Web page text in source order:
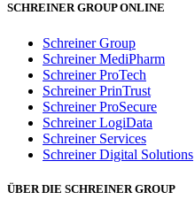
SCHREINER GROUP ONLINE
Schreiner Group
Schreiner MediPharm
Schreiner ProTech
Schreiner PrinTrust
Schreiner ProSecure
Schreiner LogiData
Schreiner Services
Schreiner Digital Solutions
ÜBER DIE SCHREINER GROUP